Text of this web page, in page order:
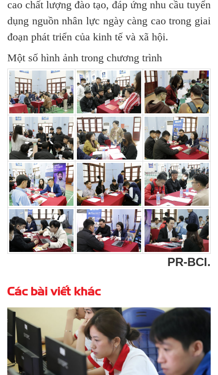
cao chất lượng đào tạo, đáp ứng nhu cầu tuyển
dụng nguồn nhân lực ngày càng cao trong giai
đoạn phát triển của kinh tế và xã hội.
Một số hình ảnh trong chương trình
PR-BCI.
Các bài viết khác